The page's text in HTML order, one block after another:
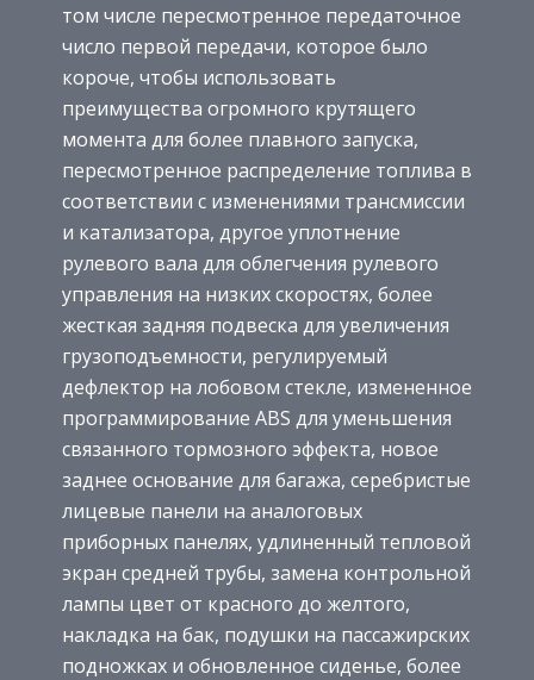
том числе пересмотренное передаточное
число первой передачи, которое было
короче, чтобы использовать
преимущества огромного крутящего
момента для более плавного запуска,
пересмотренное распределение топлива в
соответствии с изменениями трансмиссии
и катализатора, другое уплотнение
рулевого вала для облегчения рулевого
управления на низких скоростях, более
жесткая задняя подвеска для увеличения
грузоподъемности, регулируемый
дефлектор на лобовом стекле, измененное
программирование ABS для уменьшения
связанного тормозного эффекта, новое
заднее основание для багажа, серебристые
лицевые панели на аналоговых
приборных панелях, удлиненный тепловой
экран средней трубы, замена контрольной
лампы цвет от красного до желтого,
накладка на бак, подушки на пассажирских
подножках и обновленное сиденье, более